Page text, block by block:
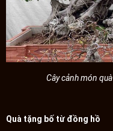
Cây cảnh món
Quà tặng bố từ đồng hồ